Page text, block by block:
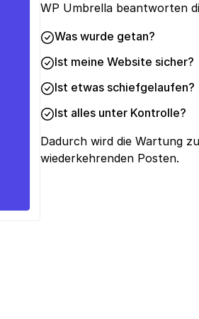
WP Umbrella beantworten
Was wurde getan?
Ist meine Website sicher?
Ist etwas schiefgelaufen?
Ist alles unter Kontrolle?
Dadurch wird die Wartung
wiederkehrenden Posten.